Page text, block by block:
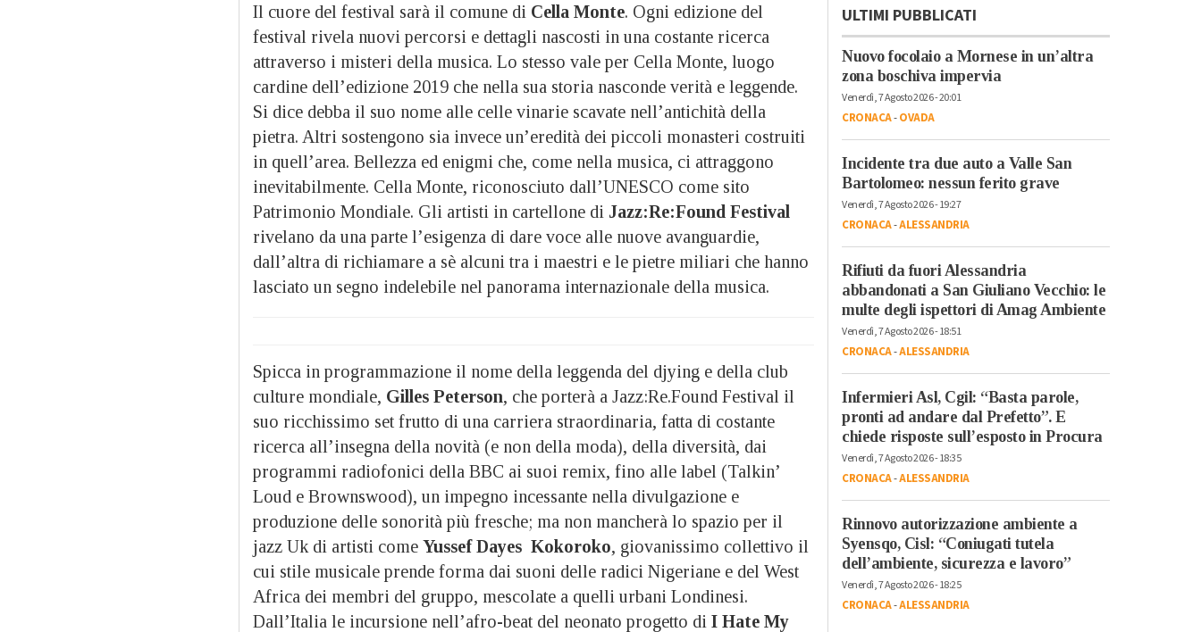
Il cuore del festival sarà il comune di Cella Monte. Ogni edizione del
festival rivela nuovi percorsi e dettagli nascosti in una costante ricerca
attraverso i misteri della musica. Lo stesso vale per Cella Monte, luogo
cardine dell’edizione 2019 che nella sua storia nasconde verità e leggende.
Si dice debba il suo nome alle celle vinarie scavate nell’antichità della
pietra. Altri sostengono sia invece un’eredità dei piccoli monasteri costruiti
in quell’area. Bellezza ed enigmi che, come nella musica, ci attraggono
inevitabilmente. Cella Monte, riconosciuto dall’UNESCO come sito
Patrimonio Mondiale. Gli artisti in cartellone di Jazz:Re:Found Festival
rivelano da una parte l’esigenza di dare voce alle nuove avanguardie,
dall’altra di richiamare a sè alcuni tra i maestri e le pietre miliari che hanno
lasciato un segno indelebile nel panorama internazionale della musica.
Spicca in programmazione il nome della leggenda del djying e della club
culture mondiale, Gilles Peterson, che porterà a Jazz:Re.Found Festival il
suo ricchissimo set frutto di una carriera straordinaria, fatta di costante
ricerca all’insegna della novità (e non della moda), della diversità, dai
programmi radiofonici della BBC ai suoi remix, fino alle label (Talkin’
Loud e Brownswood), un impegno incessante nella divulgazione e
produzione delle sonorità più fresche; ma non mancherà lo spazio per il
jazz Uk di artisti come Yussef Dayes Kokoroko, giovanissimo collettivo il
cui stile musicale prende forma dai suoni delle radici Nigeriane e del West
Africa dei membri del gruppo, mescolate a quelli urbani Londinesi.
Dall’Italia le incursione nell’afro-beat del neonato progetto di I Hate My
ULTIMI PUBBLICATI
Nuovo focolaio a Mornese in un’altra
zona boschiva impervia
Venerdì, 7 Agosto 2026 - 20:01
CRONACA-OVADA
Incidente tra due auto a Valle San
Bartolomeo: nessun ferito grave
Venerdì, 7 Agosto 2026 - 19:27
CRONACA-ALESSANDRIA
Rifiuti da fuori Alessandria
abbandonati a San Giuliano Vecchio: le
multe degli ispettori di Amag Ambiente
Venerdì, 7 Agosto 2026 - 18:51
CRONACA-ALESSANDRIA
Infermieri Asl, Cgil: “Basta parole,
pronti ad andare dal Prefetto”. E
chiede risposte sull’esposto in Procura
Venerdì, 7 Agosto 2026 - 18:35
CRONACA-ALESSANDRIA
Rinnovo autorizzazione ambiente a
Syensqo, Cisl: “Coniugati tutela
dell’ambiente, sicurezza e lavoro”
Venerdì, 7 Agosto 2026 - 18:25
CRONACA-ALESSANDRIA